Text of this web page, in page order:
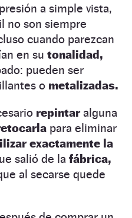
a simple vista,
no son siempre
cuando parezcan
en su tonalidad,
pueden ser
o metalizadas.
repintaralguna
para eliminar
exactamente la
salió de la fábrica,
al secarse quede